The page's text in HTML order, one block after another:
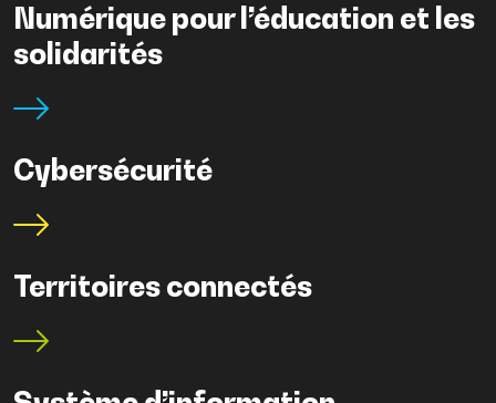
Numérique pour l’éducation et les
solidarités
Cybersécurité
Territoires connectés